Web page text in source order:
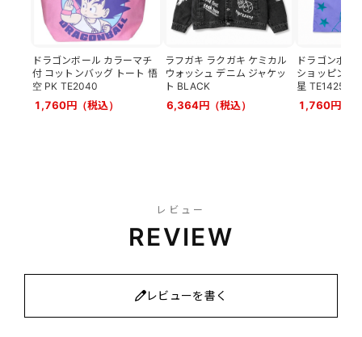
ドラゴンボール カラーマチ
付 コットンバッグ トート 悟
空 PK TE2040
1,760円（税込）
ラフガキ ラクガキ ケミカル
ウォッシュ デニム ジャケッ
ト BLACK
6,364円（税込）
ドラゴンボー
ショッピング
星 TE1425
1,760円（
レビュー
REVIEW
レビューを書く